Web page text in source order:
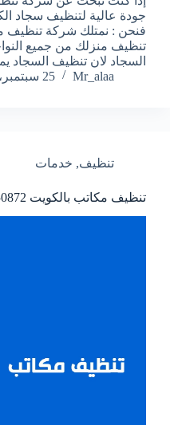
جودة عالية لتنظيف سجاد
فنحن : نمتلك شركة
تنظيف منزلك من جميع
السجاد لان تنظيف السجاد
Mr_alaa
25 سبتمبر، 2022
تنظيف, خدمات
تنظيف مكاتب بالكويت